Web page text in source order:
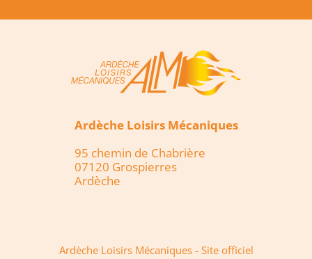
Ardèche Loisirs Mécaniques
95 chemin de Chabrière
07120 Grospierres
Ardèche
Ardèche Loisirs Mécaniques - Site officiel